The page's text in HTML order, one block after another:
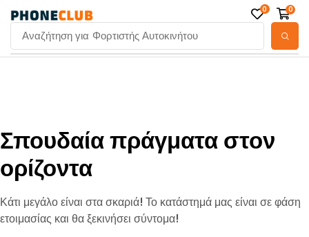
Αναζήτηση για Φορτιστής Αυτοκινήτου
0 0
Σπουδαία πράγματα στον
ορίζοντα
Κάτι μεγάλο είναι στα σκαριά! Το κατάστημά μας είναι σε φάση
ετοιμασίας και θα ξεκινήσει σύντομα!